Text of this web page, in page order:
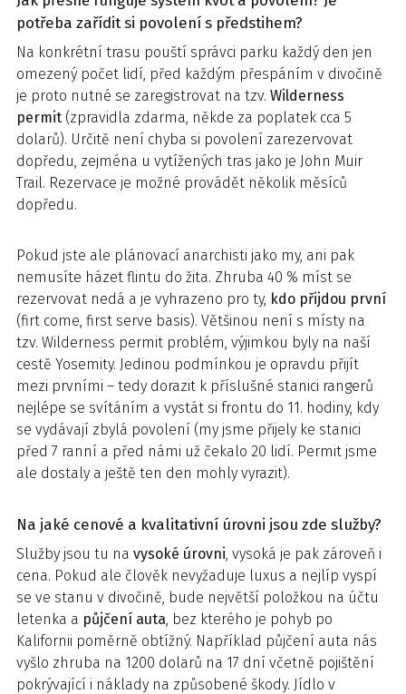
potřeba zařídit si povolení s předstihem?
Na konkrétní trasu pouští správci parku každý den jen
omezený počet lidí, před každým přespáním v divočině
je proto nutné se zaregistrovat na tzv. Wilderness
permit (zpravidla zdarma, někde za poplatek cca 5
dolarů). Určitě není chyba si povolení zarezervovat
dopředu, zejména u vytížených tras jako je John Muir
Trail. Rezervace je možné provádět několik měsíců
dopředu.
Pokud jste ale plánovací anarchisti jako my, ani pak
nemusíte házet flintu do žita. Zhruba 40 % míst se
rezervovat nedá a je vyhrazeno pro ty, kdo přijdou první
(firt come, first serve basis). Většinou není s místy na
tzv. Wilderness permit problém, výjimkou byly na naší
cestě Yosemity. Jedinou podmínkou je opravdu přijít
mezi prvními – tedy dorazit k příslušné stanici rangerů
nejlépe se svítáním a vystát si frontu do 11. hodiny, kdy
se vydávají zbylá povolení (my jsme přijely ke stanici
před 7 ranní a před námi už čekalo 20 lidí. Permit jsme
ale dostaly a ještě ten den mohly vyrazit).
Na jaké cenové a kvalitativní úrovni jsou zde služby?
Služby jsou tu na vysoké úrovni, vysoká je pak zároveň i
cena. Pokud ale člověk nevyžaduje luxus a nejlíp vyspí
se ve stanu v divočině, bude největší položkou na účtu
letenka a půjčení auta, bez kterého je pohyb po
Kalifornii poměrně obtížný. Například půjčení auta nás
vyšlo zhruba na 1200 dolarů na 17 dní včetně pojištění
pokrývající i náklady na způsobené škody. Jídlo v